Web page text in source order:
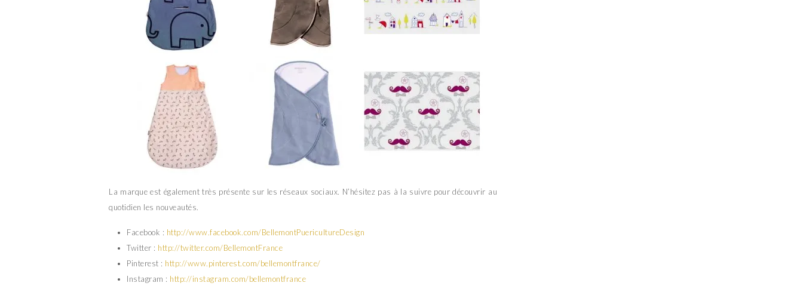
La marque est également très présente sur les réseaux sociaux. N’hésitez pas à la suivre pour découvrir au
quotidien les nouveautés.
Facebook : http://www.facebook.com/BellemontPuericultureDesign
Twitter : http://twitter.com/BellemontFrance
Pinterest : http://www.pinterest.com/bellemontfrance/
Instagram : http://instagram.com/bellemontfrance